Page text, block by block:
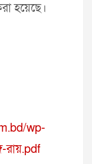
হয়েছে।
wp-
রায়.pdf